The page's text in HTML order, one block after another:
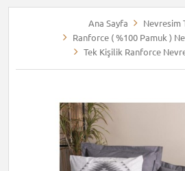
Ana Sayfa
Nevresim
Ranforce ( %100 Pamuk )
Tek Kişilik Ranforce